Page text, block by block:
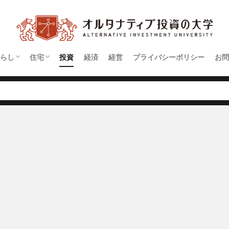
し
約
住宅
アパート
マンション
投資 経済 経営 プライバシーポリシー お